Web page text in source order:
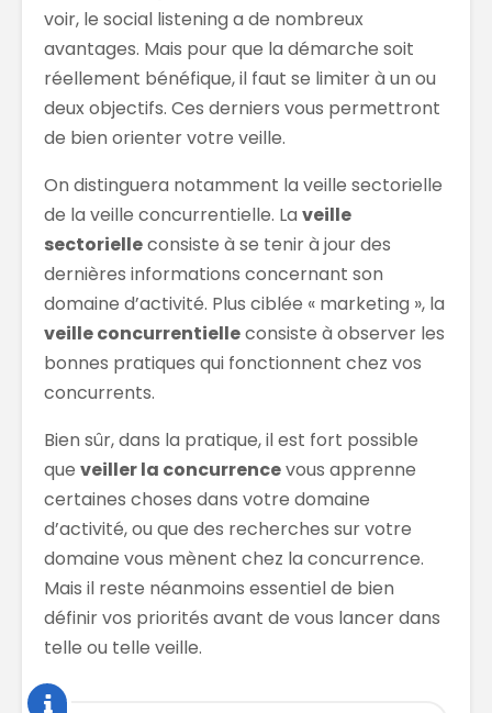
voir, le social listening a de nombreux
avantages. Mais pour que la démarche soit
réellement bénéfique, il faut se limiter à un ou
deux objectifs. Ces derniers vous permettront
de bien orienter votre veille.
On distinguera notamment la veille sectorielle
de la veille concurrentielle. La veille
sectorielleconsiste à se tenir à jour des
dernières informations concernant son
domaine d’activité. Plus ciblée « marketing », la
veille concurrentielleconsiste à observer les
bonnes pratiques qui fonctionnent chez vos
concurrents.
Bien sûr, dans la pratique, il est fort possible
que veiller la concurrencevous apprenne
certaines choses dans votre domaine
d’activité, ou que des recherches sur votre
domaine vous mènent chez la concurrence.
Mais il reste néanmoins essentiel de bien
définir vos priorités avant de vous lancer dans
telle ou telle veille.